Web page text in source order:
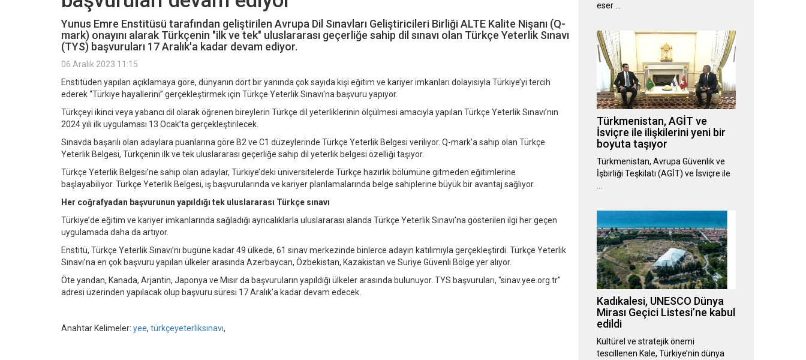
Yunus Emre Enstitüsü tarafından geliştirilen Avrupa Dil Sınavları Geliştiricileri Birliği ALTE Kalite Nişanı (Q-
mark) onayını alarak Türkçenin "ilk ve tek" uluslararası geçerliğe sahip dil sınavı olan Türkçe Yeterlik Sınavı
(TYS) başvuruları 17 Aralık'a kadar devam ediyor.
06 Aralık 2023 11:15
Enstitüden yapılan açıklamaya göre, dünyanın dört bir yanında çok sayıda kişi eğitim ve kariyer imkanları dolayısıyla Türkiye’yi tercih
ederek “Türkiye hayallerini” gerçekleştirmek için Türkçe Yeterlik Sınavı'na başvuru yapıyor.
Türkçeyi ikinci veya yabancı dil olarak öğrenen bireylerin Türkçe dil yeterliklerinin ölçülmesi amacıyla yapılan Türkçe Yeterlik Sınavı’nın
2024 yılı ilk uygulaması 13 Ocak’ta gerçekleştirilecek.
Sınavda başarılı olan adaylara puanlarına göre B2 ve C1 düzeylerinde Türkçe Yeterlik Belgesi veriliyor. Q-mark'a sahip olan Türkçe
Yeterlik Belgesi, Türkçenin ilk ve tek uluslararası geçerliğe sahip dil yeterlik belgesi özelliği taşıyor.
Türkçe Yeterlik Belgesi’ne sahip olan adaylar, Türkiye’deki üniversitelerde Türkçe hazırlık bölümüne gitmeden eğitimlerine
başlayabiliyor. Türkçe Yeterlik Belgesi, iş başvurularında ve kariyer planlamalarında belge sahiplerine büyük bir avantaj sağlıyor.
Her coğrafyadan başvurunun yapıldığı tek uluslararası Türkçe sınavı
Türkiye’de eğitim ve kariyer imkanlarında sağladığı ayrıcalıklarla uluslararası alanda Türkçe Yeterlik Sınavı’na gösterilen ilgi her geçen
uygulamada daha da artıyor.
Enstitü, Türkçe Yeterlik Sınavı’nı bugüne kadar 49 ülkede, 61 sınav merkezinde binlerce adayın katılımıyla gerçekleştirdi. Türkçe Yeterlik
Sınavı’na en çok başvuru yapılan ülkeler arasında Azerbaycan, Özbekistan, Kazakistan ve Suriye Güvenli Bölge yer alıyor.
Öte yandan, Kanada, Arjantin, Japonya ve Mısır da başvuruların yapıldığı ülkeler arasında bulunuyor. TYS başvuruları, "sinav.yee.org.tr"
adresi üzerinden yapılacak olup başvuru süresi 17 Aralık'a kadar devam edecek.
Anahtar Kelimeler: yee, türkçeyeterliksınavı,
eser …
Türkmenistan, AGİT ve
İsviçre ile ilişkilerini yeni bir
boyuta taşıyor
Türkmenistan, Avrupa Güvenlik ve
İşbirliği Teşkilatı (AGİT) ve İsviçre ile
Kadıkalesi, UNESCO Dünya
Mirası Geçici Listesi’ne kabul
edildi
Kültürel ve stratejik önemi
tescillenen Kale, Türkiye’nin dünya